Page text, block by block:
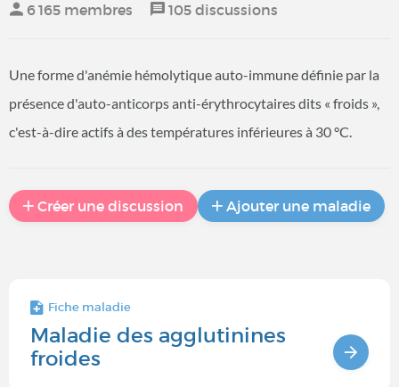
6 165 membres 105 discussions
Une forme d'anémie hémolytique auto-immune définie par la
présence d'auto-anticorps anti-érythrocytaires dits « froids »,
c'est-à-dire actifs à des températures inférieures à 30 °C.
Créer une discussion Ajouter une maladie
Fiche maladie
Maladie des agglutinines
froides